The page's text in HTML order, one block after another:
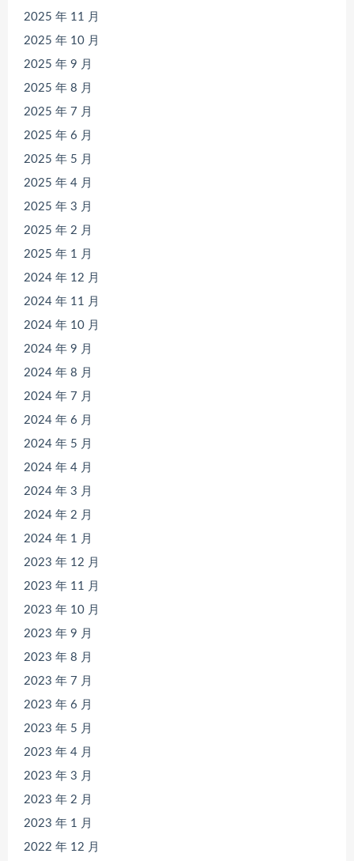
2025 年 11 月
2025 年 10 月
2025 年 9 月
2025 年 8 月
2025 年 7 月
2025 年 6 月
2025 年 5 月
2025 年 4 月
2025 年 3 月
2025 年 2 月
2025 年 1 月
2024 年 12 月
2024 年 11 月
2024 年 10 月
2024 年 9 月
2024 年 8 月
2024 年 7 月
2024 年 6 月
2024 年 5 月
2024 年 4 月
2024 年 3 月
2024 年 2 月
2024 年 1 月
2023 年 12 月
2023 年 11 月
2023 年 10 月
2023 年 9 月
2023 年 8 月
2023 年 7 月
2023 年 6 月
2023 年 5 月
2023 年 4 月
2023 年 3 月
2023 年 2 月
2023 年 1 月
2022 年 12 月